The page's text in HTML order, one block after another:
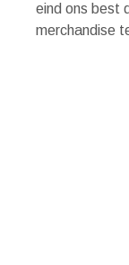
eind ons best
merchandise